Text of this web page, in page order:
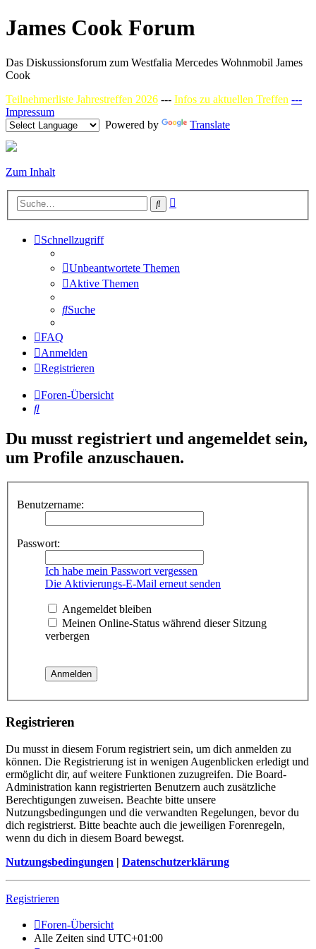
James Cook Forum
Das Diskussionsforum zum Westfalia Mercedes Wohnmobil James
Cook
Teilnehmerliste Jahrestreffen 2026 --- Infos zu aktuellen Treffen ---
Impressum
Powered by
Translate
Zum Inhalt
Suche
Schnellzugriff
Unbeantwortete Themen
Aktive Themen
Suche
FAQ
Anmelden
Registrieren
Foren-Übersicht
Suche
Du musst registriert und angemeldet sein,
um Profile anzuschauen.
Benutzername:
Passwort:
Ich habe mein Passwort vergessen
Die Aktivierungs-E-Mail erneut senden
Angemeldet bleiben
Meinen Online-Status während dieser Sitzung
verbergen
Registrieren
Du musst in diesem Forum registriert sein, um dich anmelden zu
können. Die Registrierung ist in wenigen Augenblicken erledigt und
ermöglicht dir, auf weitere Funktionen zuzugreifen. Die Board-
Administration kann registrierten Benutzern auch zusätzliche
Berechtigungen zuweisen. Beachte bitte unsere
Nutzungsbedingungen und die verwandten Regelungen, bevor du
dich registrierst. Bitte beachte auch die jeweiligen Forenregeln,
wenn du dich in diesem Board bewegst.
Nutzungsbedingungen | Datenschutzerklärung
Registrieren
Foren-Übersicht
Alle Zeiten sind UTC+01:00